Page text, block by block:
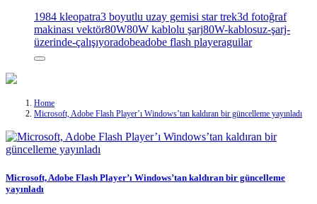
1984 kleopatra3 boyutlu uzay gemisi star trek3d fotoğraf
makinası vektör80W80W kablolu şarj80W-kablosuz-şarj-
üzerinde-çalışıyoradobeadobe flash playeraguilar
Home
Microsoft, Adobe Flash Player’ı Windows’tan kaldıran bir güncelleme yayınladı
Microsoft, Adobe Flash Player’ı Windows’tan kaldıran bir güncelleme
yayınladı